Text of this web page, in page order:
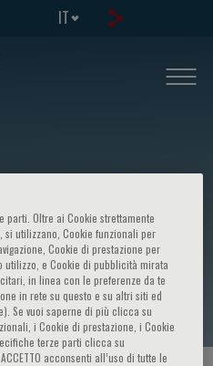
IT
parti. Oltre ai Cookie strettamente
si utilizzano, Cookie funzionali per
Cookie di prestazione per
utilizzo, e Cookie di pubblicità mirata
in linea con le preferenze da te
in rete su questo e su altri siti ed
Se vuoi saperne di più clicca su
i Cookie di prestazione, i Cookie
terze parti clicca su
ACCETTO acconsenti all’uso di tutte le